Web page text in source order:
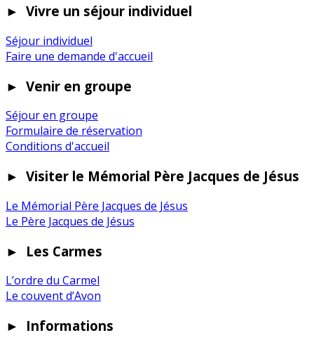
► Vivre un séjour individuel
Séjour individuel
Faire une demande d'accueil
► Venir en groupe
Séjour en groupe
Formulaire de réservation
Conditions d'accueil
► Visiter le Mémorial Père Jacques de Jésus
Le Mémorial Père Jacques de Jésus
Le Père Jacques de Jésus
► Les Carmes
L’ordre du Carmel
Le couvent d’Avon
► Informations